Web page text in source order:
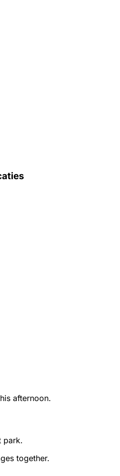
afternoon.
park.
together.